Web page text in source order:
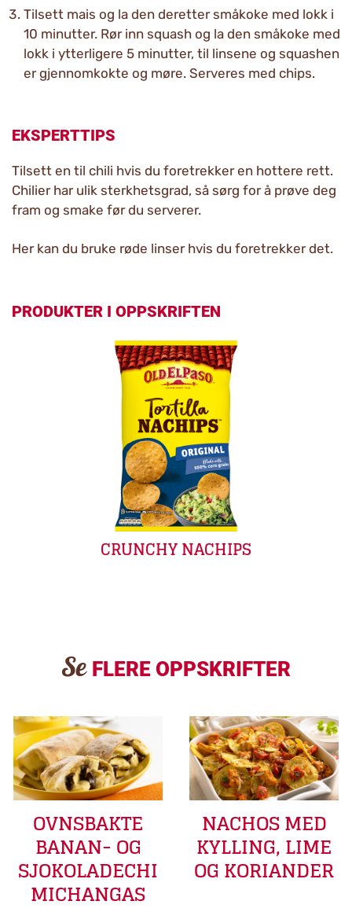
Tilsett mais og la den deretter småkoke med lokk i
10 minutter. Rør inn squash og la den småkoke med
lokk i ytterligere 5 minutter, til linsene og squashen
er gjennomkokte og møre. Serveres med chips.
EKSPERTTIPS
Tilsett en til chili hvis du foretrekker en hottere rett.
Chilier har ulik sterkhetsgrad, så sørg for å prøve deg
fram og smake før du serverer.
Her kan du bruke røde linser hvis du foretrekker det.
PRODUKTER I OPPSKRIFTEN
CRUNCHY NACHIPS
Se FLERE OPPSKRIFTER
OVNSBAKTE
BANAN- OG
SJOKOLADECHI
MICHANGAS
NACHOS MED
KYLLING, LIME
OG KORIANDER